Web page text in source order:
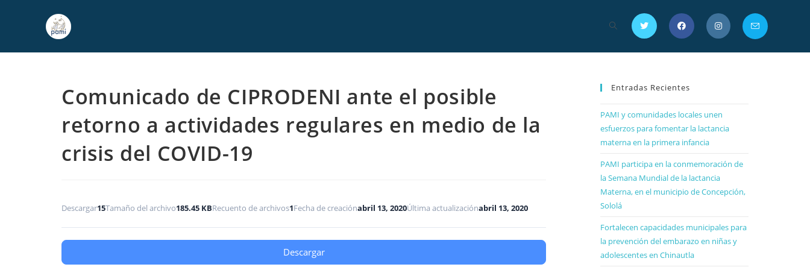
Comunicado de CIPRODENI ante el posible
retorno a actividades regulares en medio de la
crisis del COVID-19
Descargar15Tamaño del archivo185.45 KBRecuento de archivos1Fecha de creaciónabril 13, 2020Última actualizaciónabril 13, 2020
Descargar
Entradas Recientes
PAMI y comunidades locales unen
esfuerzos para fomentar la lactancia
materna en la primera infancia
PAMI participa en la conmemoración de
la Semana Mundial de la lactancia
Materna, en el municipio de Concepción,
Sololá
Fortalecen capacidades municipales para
la prevención del embarazo en niñas y
adolescentes en Chinautla